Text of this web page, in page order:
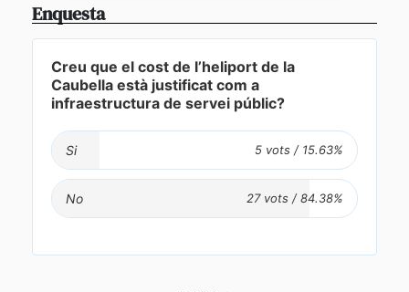
Enquesta
Creu que el cost de l’heliport de la
Caubella està justificat com a
infraestructura de servei públic?
Si
No